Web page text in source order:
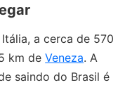
a cerca de 570
km deVeneza. A
saindo do Brasil é